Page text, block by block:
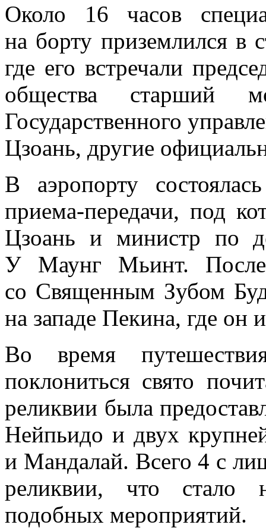
Около 16 часов
на борту приземлился в
где его встречали
общества старший
Государственного
Цзоань, другие
В аэропорту
приема-передачи, под
Цзоань и министр по
У Маунг Мьинт. После
со Священным Зубом
на западе Пекина, где он
Во время
поклониться свято
реликвии была
Нейпьидо и двух
и Мандалай. Всего 4 с
реликвии, что стало
подобных мероприятий.